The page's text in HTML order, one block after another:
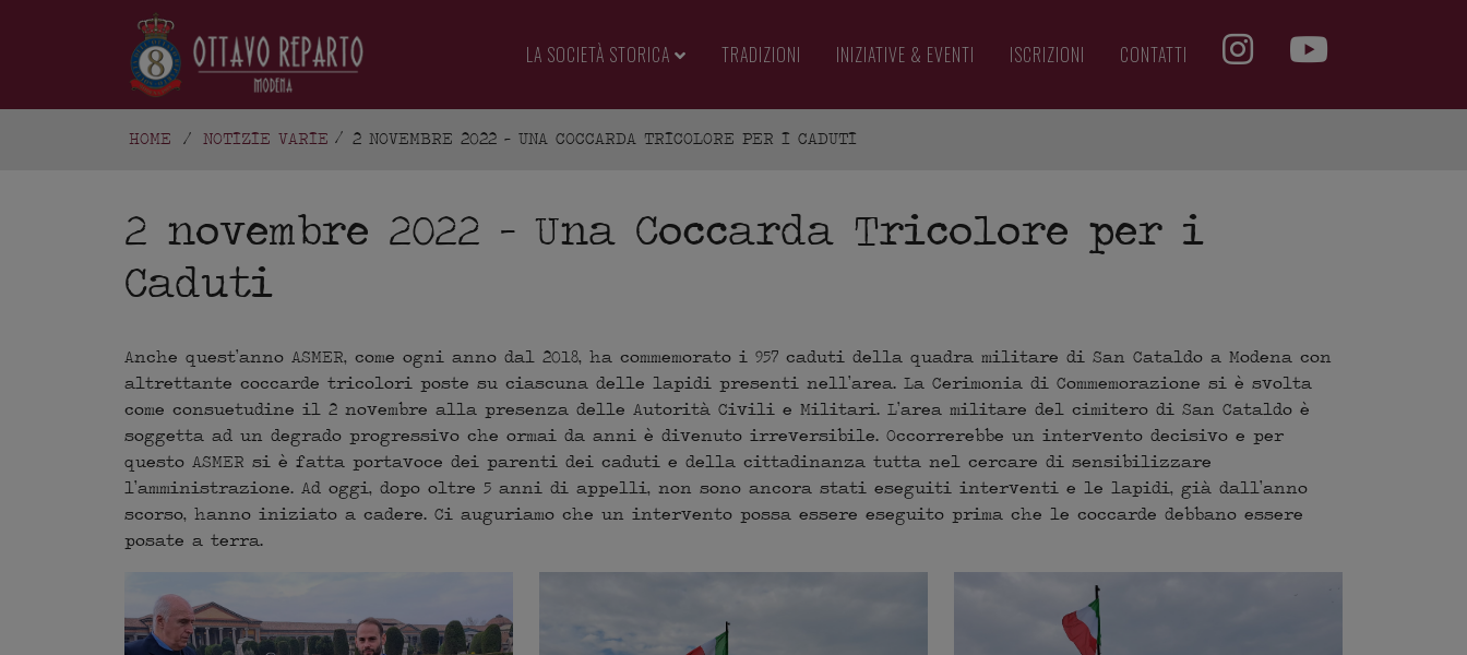
LA SOCIETÀ STORICA TRADIZIONI INIZIATIVE & EVENTI ISCRIZIONI CONTATTI
HOME / NOTIZIE VARIE 2 NOVEMBRE 2022 – UNA COCCARDA TRICOLORE PER I CADUTI
2 novembre 2022 – Una Coccarda Tricolore per i
Caduti
Anche quest’anno ASMER, come ogni anno dal 2018, ha commemorato i 957 caduti della quadra militare di San Cataldo a Modena con
altrettante coccarde tricolori poste su ciascuna delle lapidi presenti nell’area. La Cerimonia di Commemorazione si è svolta
come consuetudine il 2 novembre alla presenza delle Autorità Civili e Militari. L’area militare del cimitero di San Cataldo è
soggetta ad un degrado progressivo che ormai da anni è divenuto irreversibile. Occorrerebbe un intervento decisivo e per
questo ASMER si è fatta portavoce dei parenti dei caduti e della cittadinanza tutta nel cercare di sensibilizzare
l’amministrazione. Ad oggi, dopo oltre 5 anni di appelli, non sono ancora stati eseguiti interventi e le lapidi, già dall’anno
scorso, hanno iniziato a cadere. Ci auguriamo che un intervento possa essere eseguito prima che le coccarde debbano essere
posate a terra.